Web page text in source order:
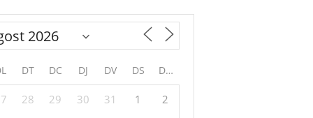
DT DC DJ DV DS DG
28 29 30 31 1
2